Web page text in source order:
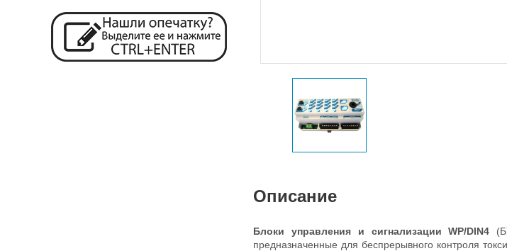
Описание
Блоки управления и сигнализации WP/DIN4
предназначенные для беспрерывного контроля